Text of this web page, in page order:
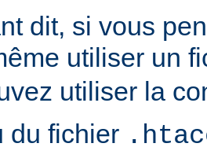
dit, si vous
utiliser un
utiliser la
du fichier